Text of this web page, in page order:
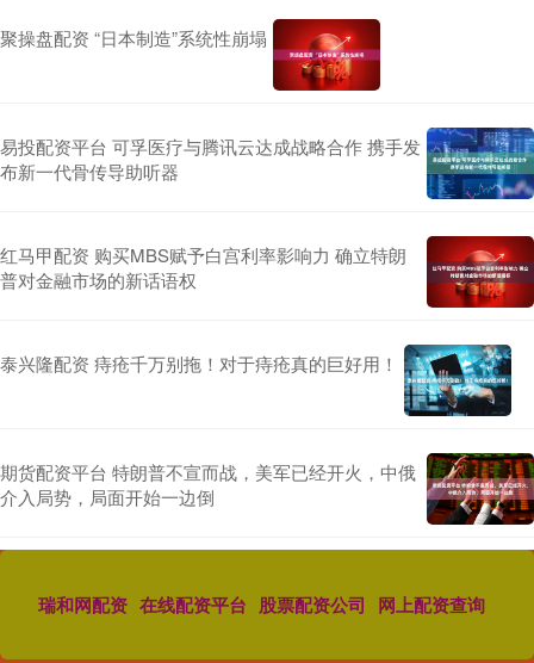
聚操盘配资 “日本制造”系统性崩塌
易投配资平台 可孚医疗与腾讯云达成战略合作 携手发
布新一代骨传导助听器
红马甲配资 购买MBS赋予白宫利率影响力 确立特朗
普对金融市场的新话语权
泰兴隆配资 痔疮千万别拖！对于痔疮真的巨好用！
期货配资平台 特朗普不宣而战，美军已经开火，中俄
介入局势，局面开始一边倒
瑞和网配资 在线配资平台 股票配资公司 网上配资查询